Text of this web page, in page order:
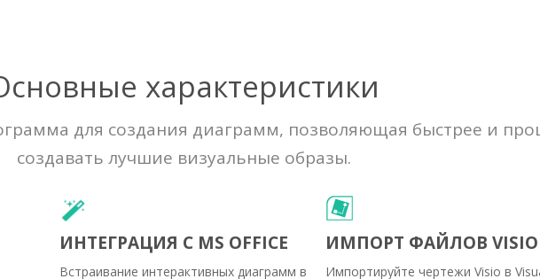
характеристики
для создания диаграмм, позволяющая быстрее и
создавать лучшие визуальные образы.
ИНТЕГРАЦИЯ С MS OFFICE
Встраивание интерактивных диаграмм в
ИМПОРТ ФАЙЛОВ VISIO
Импортируйте чертежи Visio в